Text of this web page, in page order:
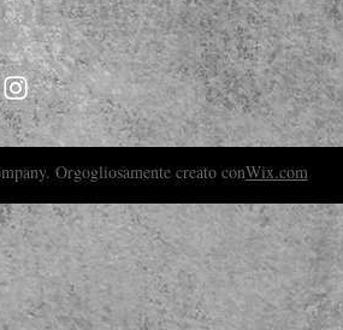
Orgogliosamente creato conWix.com